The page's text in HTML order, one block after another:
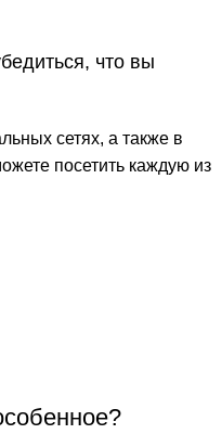
что вы
сетях, а также в
посетить каждую из